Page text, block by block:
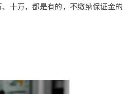
十万，都是有的，不缴纳保证金的